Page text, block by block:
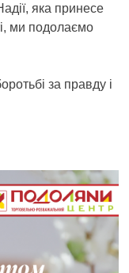
яка принесе
ми подолаємо
за правду і